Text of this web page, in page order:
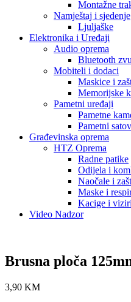
Montažne
Namještaj i sjedenje
Ljuljaške
Elektronika i Uređaji
Audio oprema
Bluetooth
Mobiteli i dodaci
Maskice i
Memorijske
Pametni uređaji
Pametne
Pametni
Građevinska oprema
HTZ Oprema
Radne patike
Odijela i
Naočale i
Maske i
Kacige i viziri
Video Nadzor
Brusna ploča
3,90 KM